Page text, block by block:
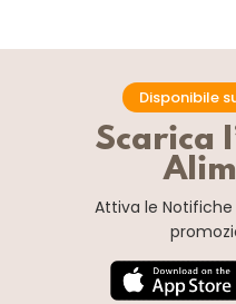
Disponibile
Scarica
Attiva le Notifiche